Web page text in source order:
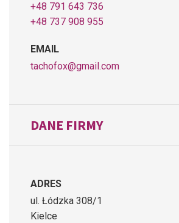
+48 791 643 736
+48 737 908 955
EMAIL
tachofox@gmail.com
DANE FIRMY
ADRES
ul. Łódzka 308/1
Kielce